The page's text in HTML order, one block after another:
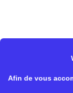
Afin de vous
N¬∞13 La